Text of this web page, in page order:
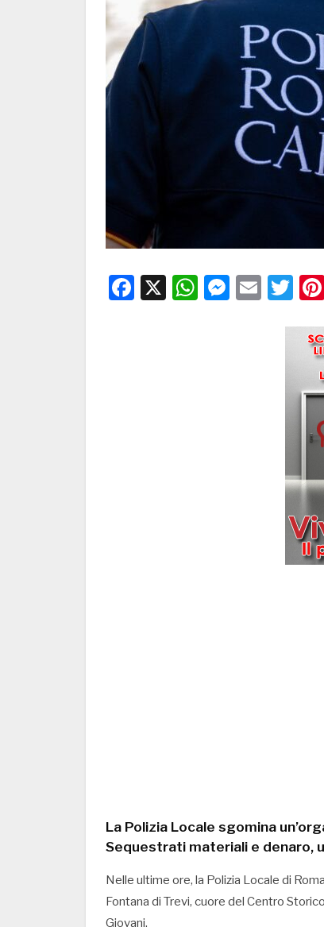
Facebook
X WhatsApp
Email
La Polizia Locale sgomina
Sequestrati materiali e denaro,
Nelle ultime ore, la Polizia Locale di
Fontana di Trevi, cuore del Centro
Giovani.